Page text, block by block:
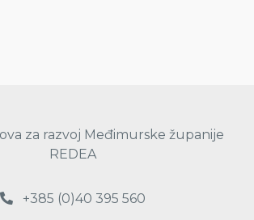
za razvoj Međimurske županije
REDEA
+385 (0)40 395 560